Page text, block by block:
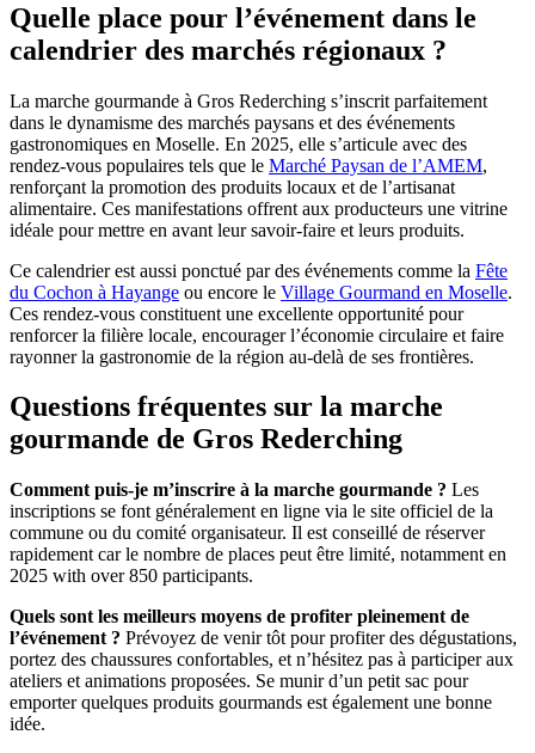
Quelle place pour l’événement dans le
calendrier des marchés régionaux ?
La marche gourmande à Gros Rederching s’inscrit parfaitement
dans le dynamisme des marchés paysans et des événements
gastronomiques en Moselle. En 2025, elle s’articule avec des
rendez-vous populaires tels que le Marché Paysan de l’AMEM,
renforçant la promotion des produits locaux et de l’artisanat
alimentaire. Ces manifestations offrent aux producteurs une vitrine
idéale pour mettre en avant leur savoir-faire et leurs produits.
Ce calendrier est aussi ponctué par des événements comme la Fête
du Cochon à Hayange ou encore le Village Gourmand en Moselle.
Ces rendez-vous constituent une excellente opportunité pour
renforcer la filière locale, encourager l’économie circulaire et faire
rayonner la gastronomie de la région au-delà de ses frontières.
Questions fréquentes sur la marche
gourmande de Gros Rederching
Comment puis-je m’inscrire à la marche gourmande ? Les
inscriptions se font généralement en ligne via le site officiel de la
commune ou du comité organisateur. Il est conseillé de réserver
rapidement car le nombre de places peut être limité, notamment en
2025 with over 850 participants.
Quels sont les meilleurs moyens de profiter pleinement de
l’événement ? Prévoyez de venir tôt pour profiter des dégustations,
portez des chaussures confortables, et n’hésitez pas à participer aux
ateliers et animations proposées. Se munir d’un petit sac pour
emporter quelques produits gourmands est également une bonne
idée.